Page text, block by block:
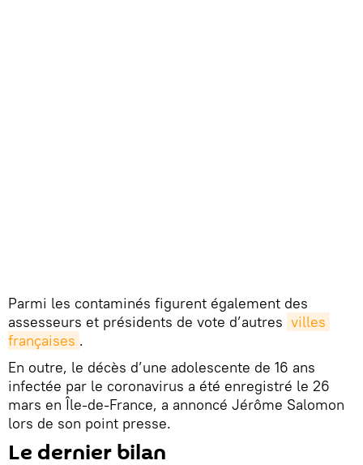
Parmi les contaminés figurent également des
assesseurs et présidents de vote d’autres villes
françaises .
En outre, le décès d’une adolescente de 16 ans
infectée par le coronavirus a été enregistré le 26
mars en Île-de-France, a annoncé Jérôme Salomon
lors de son point presse.
Le dernier bilan